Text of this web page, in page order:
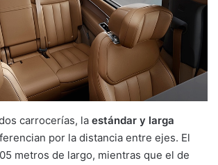
carrocerías, la estándar y larga
por la distancia entre ejes. El
metros de largo, mientras que el de